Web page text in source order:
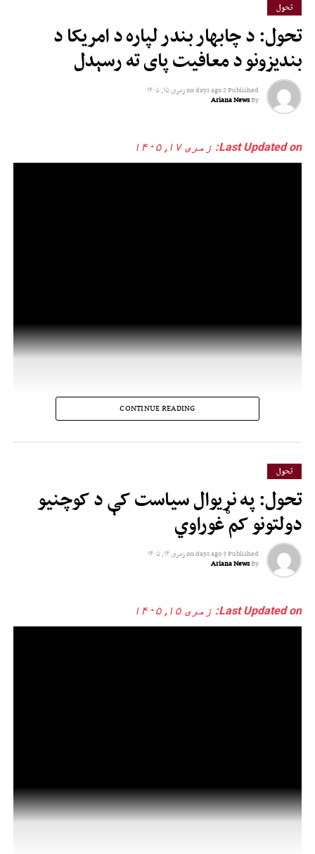
تحول
تحول: د چابهار بندر لپاره د امریکا د
بندیزونو د معافیت پای ته رسېدل
Published
2 days ago
onزمری ۱۵, ۱۴۰۵
By
Ariana News
Last Updated on: زمری ۱۷, ۱۴۰۵
CONTINUE READING
تحول
تحول: په نړیوال سیاست کې د کوچنیو
دولتونو کم غوراوي
Published
3 days ago
onزمری ۱۴, ۱۴۰۵
By
Ariana News
Last Updated on: زمری ۱۵, ۱۴۰۵